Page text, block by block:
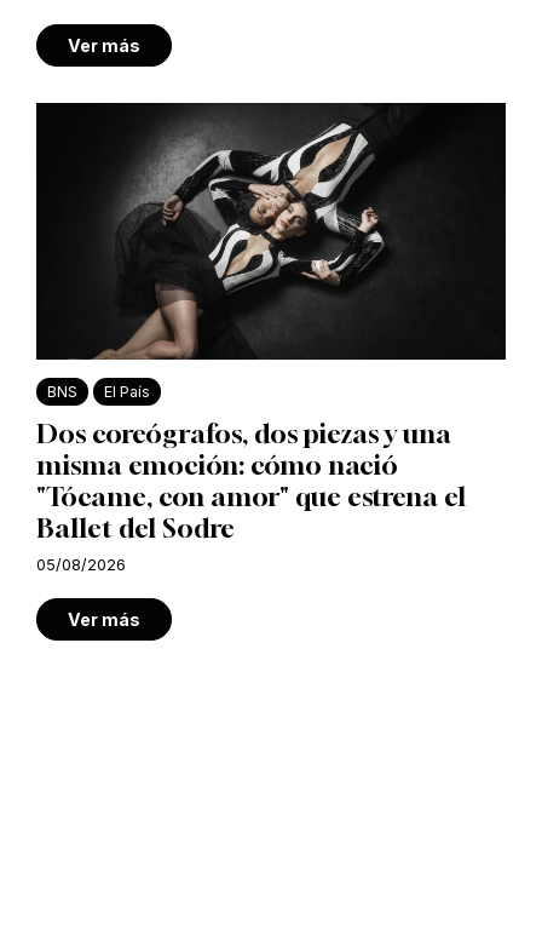
Ver más
BNS El País
Dos coreógrafos, dos piezas y una
misma emoción: cómo nació
"Tócame, con amor" que estrena el
Ballet del Sodre
05/08/2026
Ver más